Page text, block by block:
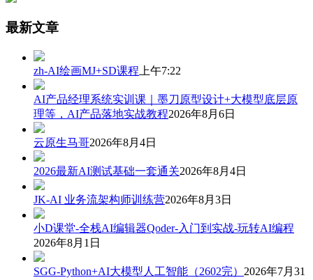
最新文章
zh-AI绘画MJ+SD课程 上午7:22
AI产品经理系统实训课｜墨刀原型设计+大模型底层原
理等，AI产品落地实战教程2026年8月6日
云原生马哥2026年8月4日
2026最新AI测试基础一套通关2026年8月4日
JK-AI 业务流架构师训练营2026年8月3日
小D课堂-全栈AI编辑器Qoder-入门到实战-玩转AI编程
2026年8月1日
SGG-Python+AI大模型人工智能（2602完） 2026年7月31